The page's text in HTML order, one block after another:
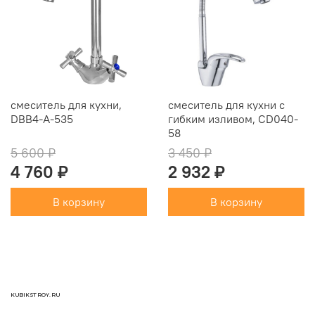
смеситель для кухни,
DBB4-A-535
5 600 ₽
4 760 ₽
В корзину
смеситель для кухни с
гибким изливом, CD040-
58
3 450 ₽
2 932 ₽
В корзину
KUBIKSTROY.RU